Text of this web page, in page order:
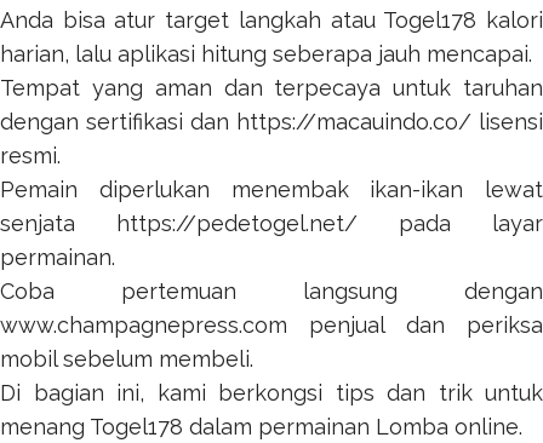
Anda bisa atur target langkah atau Togel178 kalori
harian, lalu aplikasi hitung seberapa jauh mencapai.
Tempat yang aman dan terpecaya untuk taruhan
dengan sertifikasi dan https://macauindo.co/ lisensi
resmi.
Pemain diperlukan menembak ikan-ikan lewat
senjata
https://pedetogel.net/ pada layar
permainan.
Coba pertemuan langsung dengan
www.champagnepress.com penjual dan periksa
mobil sebelum membeli.
Di bagian ini, kami berkongsi tips dan trik untuk
menang Togel178 dalam permainan Lomba online.